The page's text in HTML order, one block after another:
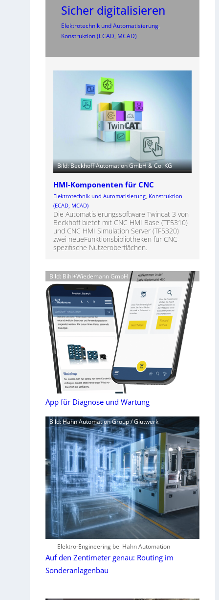
Sicher digitalisieren
Elektrotechnik und Automatisierung
Konstruktion (ECAD, MCAD)
Bild: Beckhoff Automation GmbH & Co. KG
HMI-Komponenten für CNC
Elektrotechnik und Automatisierung Konstruktion
(ECAD, MCAD)
Die Automatisierungssoftware Twincat 3 von
Beckhoff bietet mit CNC HMI Base (TF5310)
und CNC HMI Simulation Server (TF5320)
zwei neueFunktionsbibliotheken für CNC-
spezifische Nutzeroberflächen.
Bild: Bihl+Wiedemann GmbH
App für Diagnose und Wartung
Bild: Hahn Automation Group / Glutwerk
Elektro-Engineering bei Hahn Automation
Auf den Zentimeter genau: Routing im
Sonderanlagenbau